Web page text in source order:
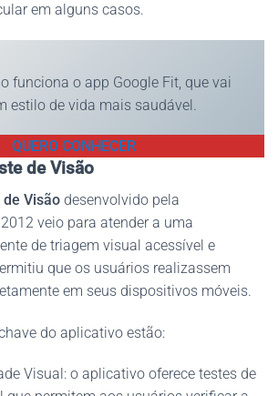
em alguns casos.
funciona o app Google Fit, que vai
estilo de vida mais saudável.
QUERO CONHECER
de Visão
de Visão desenvolvido pela
veio para atender a uma
de triagem visual acessível e
que os usuários realizassem
em seus dispositivos móveis.
do aplicativo estão:
Visual: o aplicativo oferece testes de